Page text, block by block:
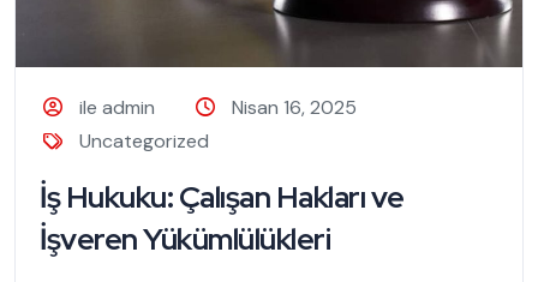
ile admin
Nisan 16, 2025
Uncategorized
İş Hukuku: Çalışan Hakları ve
İşveren Yükümlülükleri